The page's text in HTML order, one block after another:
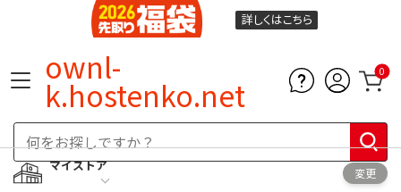
詳しくはこちら
ownl-
k.hostenko.net
0
マイストア
変更